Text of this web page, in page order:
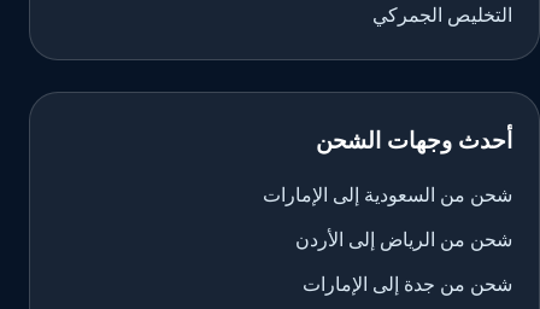
التخليص الجمركي
أحدث وجهات الشحن
شحن من السعودية إلى الإمارات
شحن من الرياض إلى الأردن
شحن من جدة إلى الإمارات